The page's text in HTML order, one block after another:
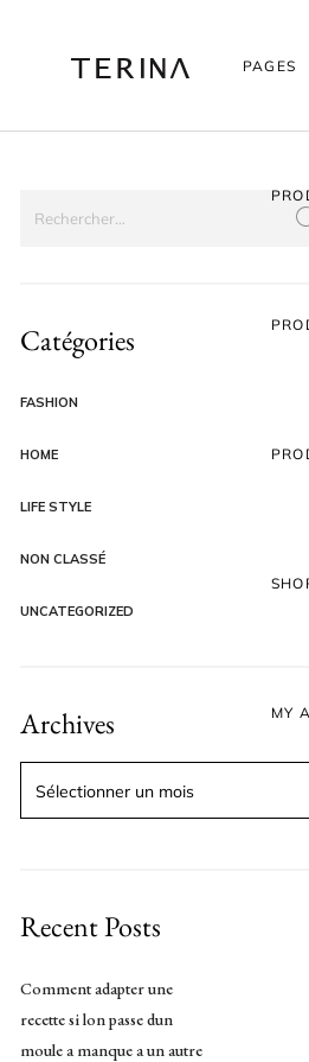
PAGES
MY
Catégories
FASHION
HOME
LIFE STYLE
NON CLASSÉ
UNCATEGORIZED
Archives
Recent Posts
Comment adapter une
recette si lon passe dun
moule a manque a un autre